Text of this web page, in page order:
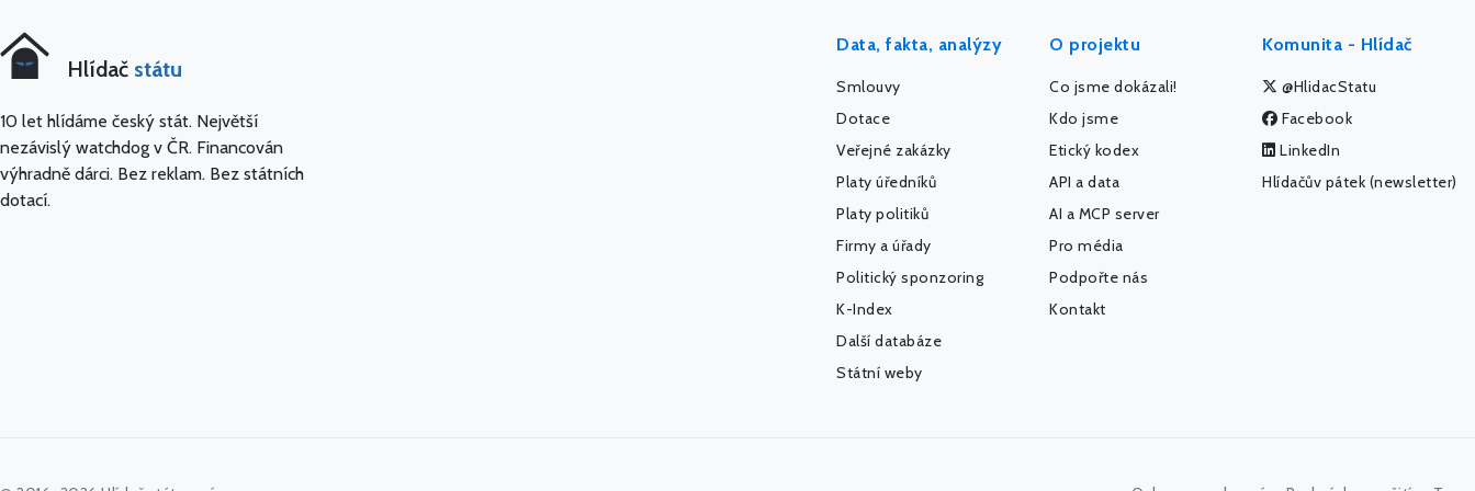
Hlídač státu
10 let hlídáme český stát. Největší
nezávislý watchdog v ČR. Financován
výhradně dárci. Bez reklam. Bez státních
dotací.
Data, fakta, analýzy
Smlouvy
Dotace
Veřejné zakázky
Platy úředníků
Platy politiků
Firmy a úřady
Politický sponzoring
K-Index
Další databáze
Státní weby
O projektu
Co jsme dokázali!
Kdo jsme
Etický kodex
API a data
AI a MCP server
Pro média
Podpořte nás
Kontakt
Komunita - Hlídač
@HlidacStatu
Facebook
LinkedIn
Hlídačův pátek (newsletter)